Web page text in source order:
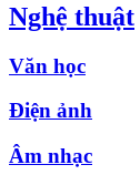
Nghệ thuật
Văn học
Điện ảnh
Âm nhạc